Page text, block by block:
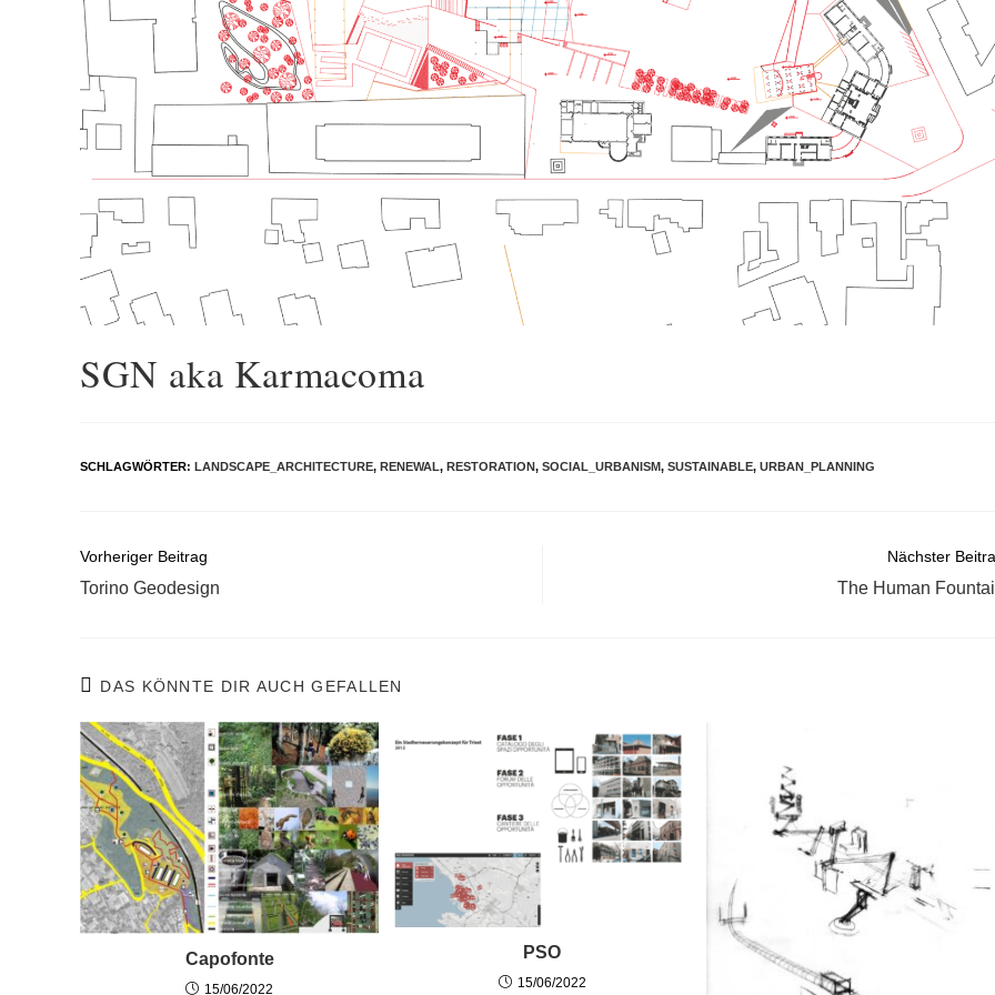
SGN aka Karmacoma
SCHLAGWÖRTER: LANDSCAPE_ARCHITECTURE, RENEWAL, RESTORATION, SOCIAL_URBANISM, SUSTAINABLE, URBAN_PLANNING
Weitere
ansehen
Vorheriger Beitrag
Torino Geodesign
Nächster
The Human
DAS KÖNNTE DIR AUCH GEFALLEN
Capofonte
15/06/2022
PSO
15/06/2022